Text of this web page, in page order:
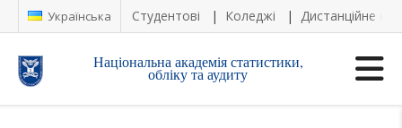
Українська Студентові Коледжі Дистанційне
Національна академія статистики,
обліку та аудиту